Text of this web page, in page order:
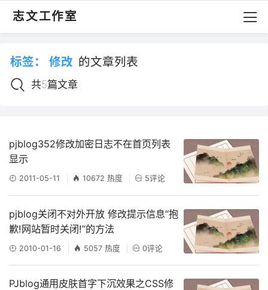
志文工作室
标签： 修改 的文章列表
共5篇文章
pjblog352修改加密日志不在首页列表
显示
2011-05-11 10672 热度 5评论
pjblog关闭不对外开放 修改提示信息“抱
歉!网站暂时关闭!”的方法
2010-01-16 5057 热度 0评论
PJblog通用皮肤首字下沉效果之CSS修